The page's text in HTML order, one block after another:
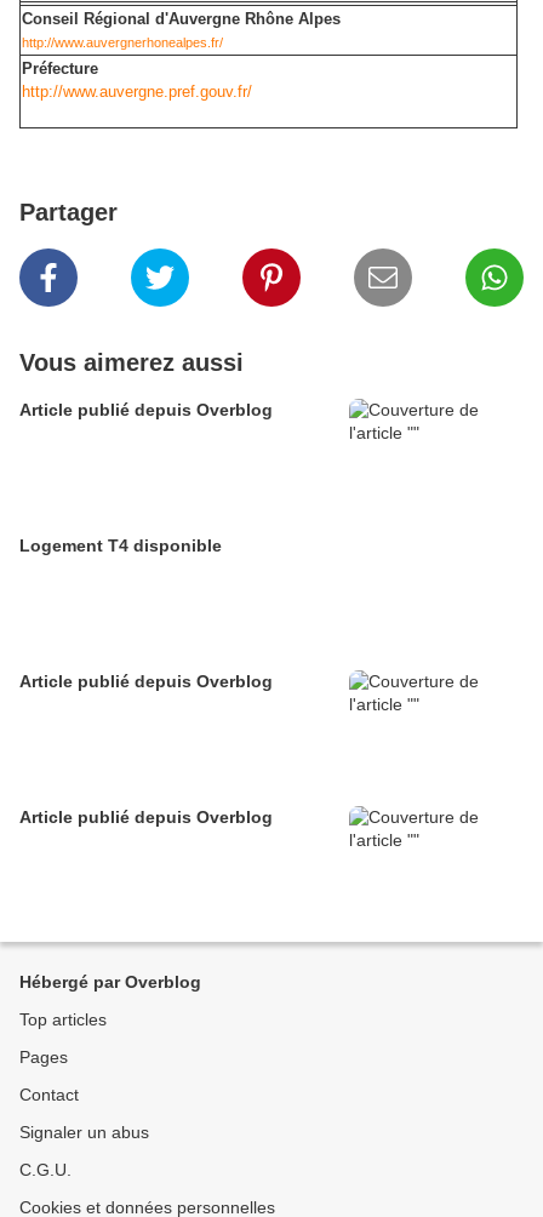
Conseil Régional d'Auvergne Rhône Alpes
http://www.auvergnerhonealpes.fr/
Préfecture
http://www.auvergne.pref.gouv.fr/
Partager
Vous aimerez aussi
Article publié depuis Overblog
Logement T4 disponible
Article publié depuis Overblog
Article publié depuis Overblog
Hébergé par Overblog
Top articles
Pages
Contact
Signaler un abus
C.G.U.
Cookies et données personnelles